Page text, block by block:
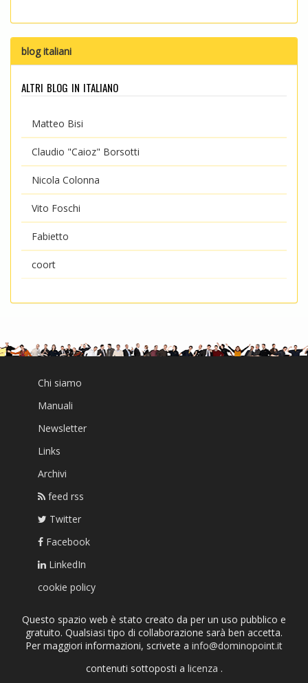
blog italiani
altri blog in italiano
Matteo Bisi
Claudio "Caioz" Borsotti
Nicola Colonna
Vito Foschi
Fabietto
coort
Chi siamo
Manuali
Newsletter
Links
Archivi
feed rss
Twitter
Facebook
LinkedIn
cookie policy
Questo spazio web è stato creato da per un uso pubblico e
gratuito. Qualsiasi tipo di collaborazione sarà ben accetta.
Per maggiori informazioni, scrivete a info@dominopoint.it
contenuti sottoposti a licenza .